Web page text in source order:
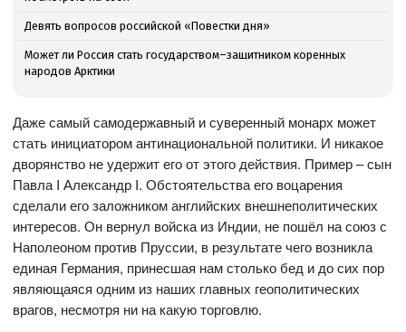
Девять вопросов российской «Повестки дня»
Может ли Россия стать государством–защитником коренных
народов Арктики
Даже самый самодержавный и суверенный монарх может
стать инициатором антинациональной политики. И никакое
дворянство не удержит его от этого действия. Пример – сын
Павла I Александр I. Обстоятельства его воцарения
сделали его заложником английских внешнеполитических
интересов. Он вернул войска из Индии, не пошёл на союз с
Наполеоном против Пруссии, в результате чего возникла
единая Германия, принесшая нам столько бед и до сих пор
являющаяся одним из наших главных геополитических
врагов, несмотря ни на какую торговлю.